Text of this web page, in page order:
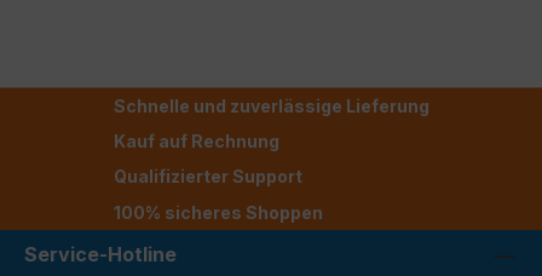
Schnelle und zuverlässige Lieferung
Kauf auf Rechnung
Qualifizierter Support
100% sicheres Shoppen
Service-Hotline